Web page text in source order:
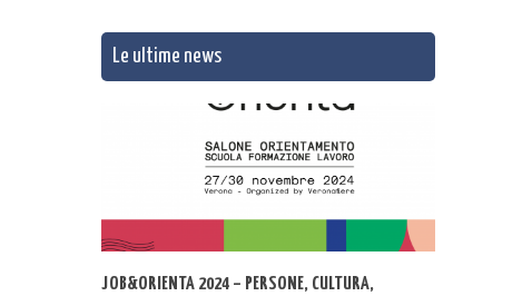
Le ultime news
JOB&ORIENTA 2024 – PERSONE, CULTURA,